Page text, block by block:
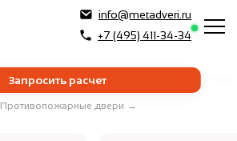
info@metadveri.ru
+7 (495) 411-34-34
Запросить расчет
Противопожарные двери →